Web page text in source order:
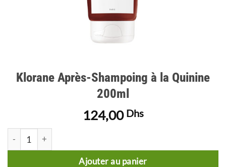
Klorane Après-Shampoing à la Quinine
200ml
124,00 Dhs
quantité de Klorane Après-Shampoing à la Quinine 200ml
Ajouter au panier